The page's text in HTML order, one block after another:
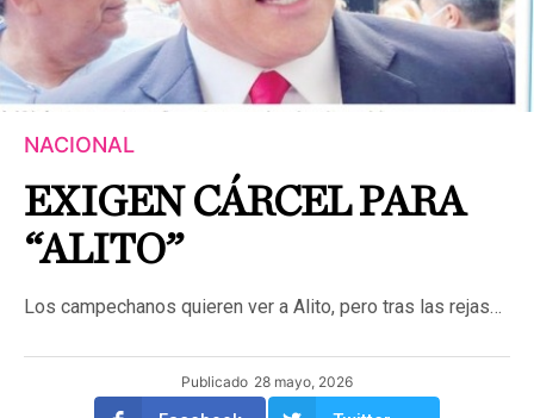
NACIONAL
EXIGEN CÁRCEL PARA
“ALITO”
Los campechanos quieren ver a Alito, pero tras las rejas…
Publicado 28 mayo, 2026